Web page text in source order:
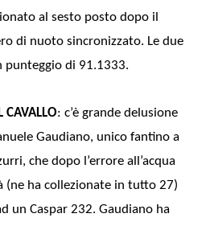
al sesto posto dopo il
di nuoto sincronizzato. Le due
di 91.1333.
CAVALLO: c’è grande delusione
Gaudiano, unico fantino a
che dopo l’errore all’acqua
ha collezionate in tutto 27)
un Caspar 232. Gaudiano ha